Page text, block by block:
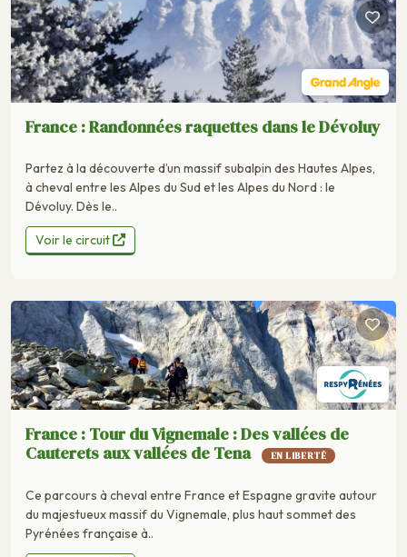
France : Randonnées raquettes dans le Dévoluy
Partez à la découverte d’un massif subalpin des Hautes Alpes,
à cheval entre les Alpes du Sud et les Alpes du Nord : le
Dévoluy. Dès le..
Voir le circuit
France : Tour du Vignemale : Des vallées de
Cauterets aux vallées de Tena
EN LIBERTÉ
Ce parcours à cheval entre France et Espagne gravite autour
du majestueux massif du Vignemale, plus haut sommet des
Pyrénées française à..